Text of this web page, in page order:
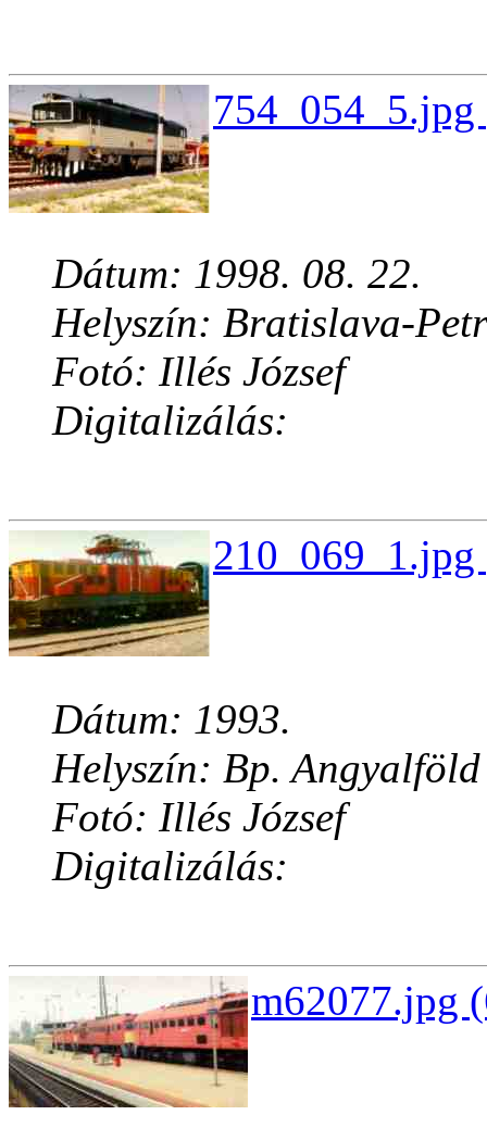
Dátum: 1998. 08. 22.
Helyszín: Bratislava-
Fotó: Illés József
Digitalizálás:
Dátum: 1993.
Helyszín: Bp. Angyalföld
Fotó: Illés József
Digitalizálás:
m62077.jpg